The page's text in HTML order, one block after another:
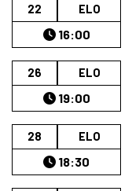
22 ELO
16:00
26 ELO
19:00
28 ELO
18:30